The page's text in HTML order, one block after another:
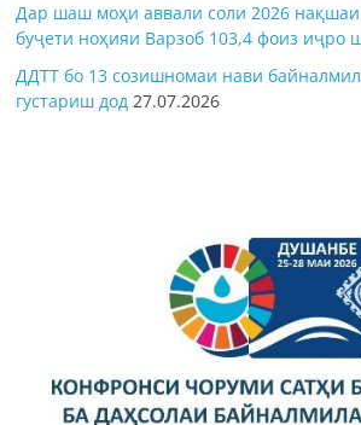
Дар шаш моҳи аввали соли 2026
буҷети ноҳияи Варзоб 103,4 фоиз иҷро
ДДТТ бо 13 созишномаи нави
густариш дод 27.07.2026